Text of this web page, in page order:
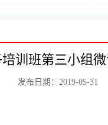
训班第三小组
日期：2019-05-31